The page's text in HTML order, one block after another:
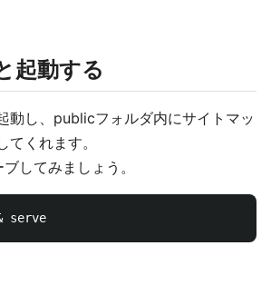
起動する
動し、publicフォルダ内にサイトマッ
てくれます。
してみましょう。